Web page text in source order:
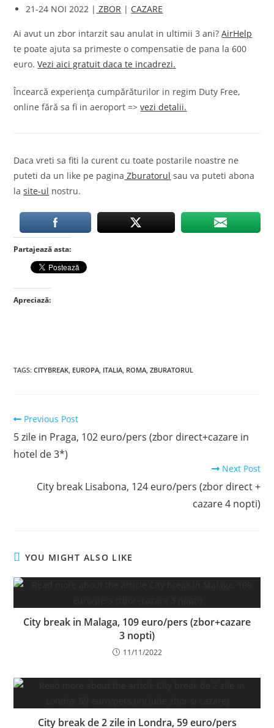
21-24 NOI 2022 | ZBOR | CAZARE
Ai avut un zbor intarzit sau anulat in ultimii 3 ani?AirHelp
te poate ajuta sa primeste o compensatie de pana la 600
euro.Vezi aici gratuit daca te incadrezi.
Încearcă experiența cumpărăturilor in regim Duty Free,
online fără sa fi in aeroport =>vezi detalii.
Daca vreti sa fiti la curent cu toate postarile noastre ne
puteti da un like pe pagina Zburatorul sau va puteti abona
lasite-ul nostru.
Partajează asta:
Apreciază:
TAGS:CITYBREAK, EUROPA, ITALIA, ROMA, ZBURATORUL
Read
more
articles
Previous Post
5 zile in Praga, 102 euro/pers (zbor direct+cazare in
hotel de 3*)
Next Post
City break Lisabona, 124 euro/pers (zbor direct +
cazare 4 nopti)
YOU MIGHT ALSO LIKE
City break in Malaga, 109 euro/pers (zbor+cazare
3 nopti)
11/11/2022
City break de 2 zile in Londra, 59 euro/pers